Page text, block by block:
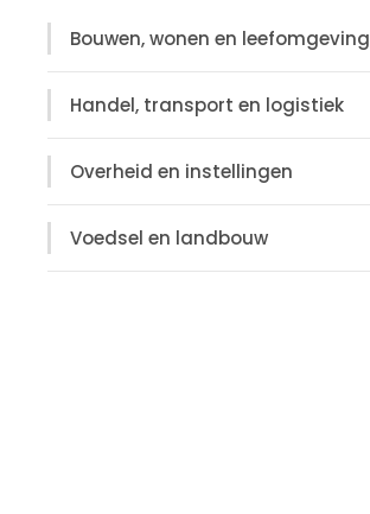
Bouwen, wonen en leefomgeving
Handel, transport en logistiek
Overheid en instellingen
Voedsel en landbouw